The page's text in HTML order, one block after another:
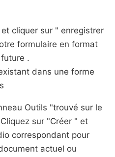
cliquer sur " enregistrer
formulaire en format
.
dans une forme
Outils "trouvé sur le
sur "Créer " et
correspondant pour
actuel ou